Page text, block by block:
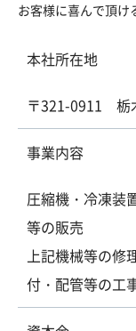
お客様に喜んで頂け
本社所在地
〒321-0911 栃
事業内容
圧縮機・冷凍装
等の販売
上記機械等の修
付・配管等の工